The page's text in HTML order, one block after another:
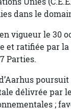
dans le
vigueur le 30
et ratifiée par la
Parties.
délivrée par
;